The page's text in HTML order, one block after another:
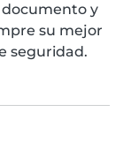
y
su mejor
seguridad.